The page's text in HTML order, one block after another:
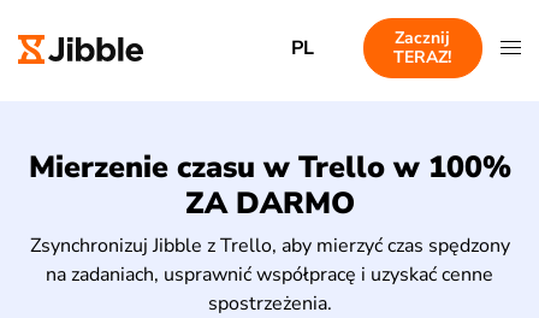
PL
Zacznij
TERAZ!
Mierzenie czasu w Trello w 100%
ZA DARMO
Zsynchronizuj Jibble z Trello, aby mierzyć czas spędzony
na zadaniach, usprawnić współpracę i uzyskać cenne
spostrzeżenia.